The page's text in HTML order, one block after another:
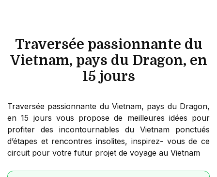
Traversée passionnante du
Vietnam, pays du Dragon, en
15 jours
Traversée passionnante du Vietnam, pays du Dragon,
en 15 jours vous propose de meilleures idées pour
profiter des incontournables du Vietnam ponctués
d’étapes et rencontres insolites, inspirez- vous de ce
circuit pour votre futur projet de voyage au Vietnam